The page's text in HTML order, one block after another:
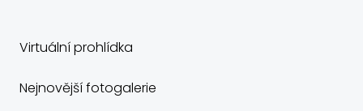
Virtuální prohlídka
Nejnovější fotogalerie